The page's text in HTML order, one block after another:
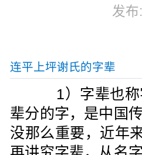
发
连平上坪谢氏的字辈
1）字辈也称
辈分的字，是中国
没那么重要，近年